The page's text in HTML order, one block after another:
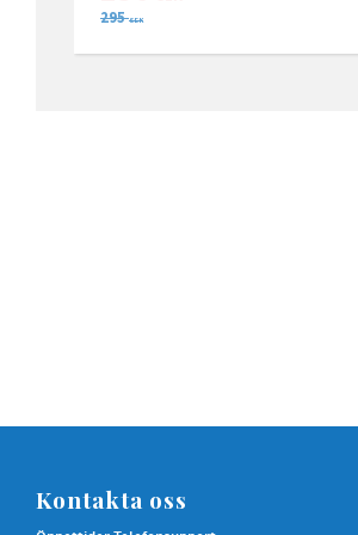
295 SEK
Kontakta oss